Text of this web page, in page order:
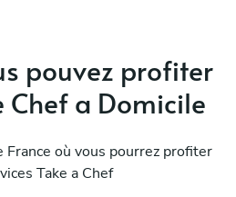
pouvez profiter
Chef a Domicile
France où vous pourrez profiter
Take a Chef